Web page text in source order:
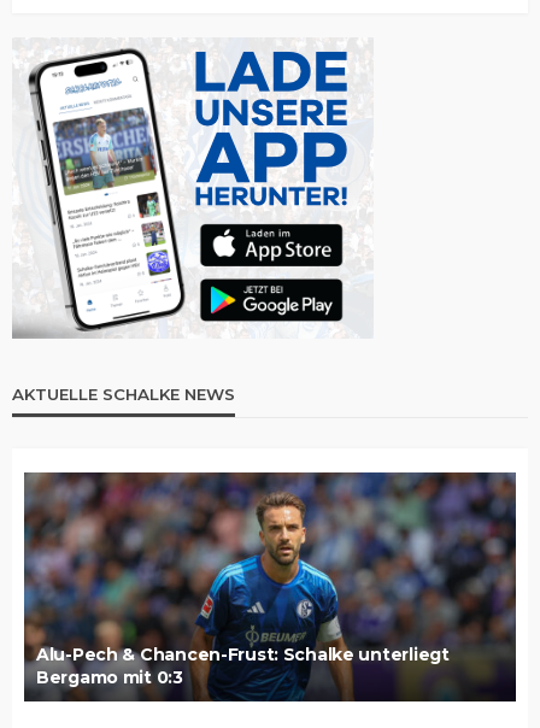
AKTUELLE SCHALKE NEWS
Alu-Pech & Chancen-Frust: Schalke unterliegt
Bergamo mit 0:3